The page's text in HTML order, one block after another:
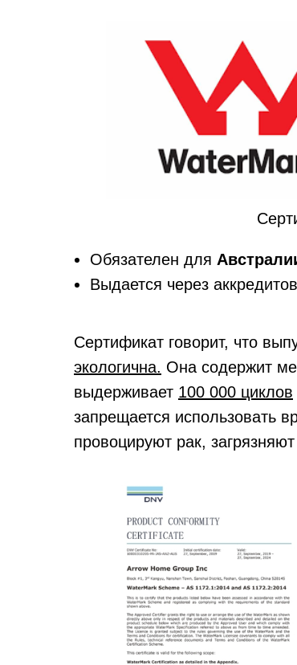
Обязателен для
Выдается через
Сертификат говорит, что
экологична. Она содержит
выдерживает 100 000 циклов
запрещается использовать
провоцируют рак,